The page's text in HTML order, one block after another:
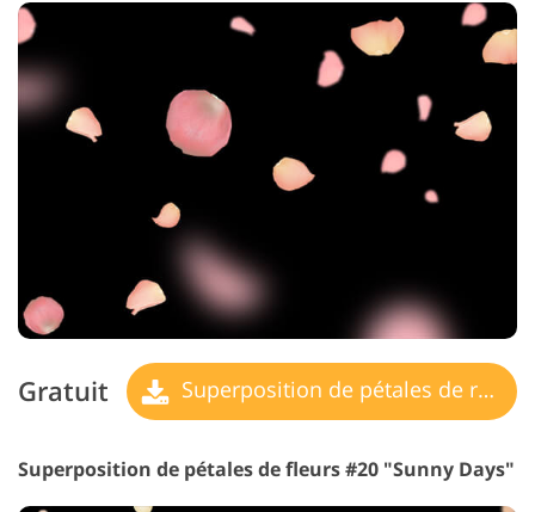
Gratuit Superposition de pétales de rose
Superposition de pétales de fleurs #20 "Sunny Days"